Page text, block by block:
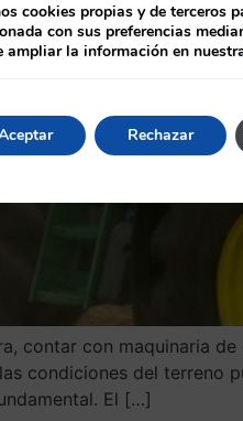
contar con maquinaria
condiciones del terreno
El […]
cookies propias y de terceros
con sus preferencias
ampliar la información en
Rechazar